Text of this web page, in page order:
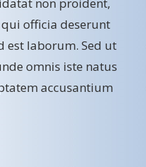
officia deserunt
est laborum. Sed ut
omnis iste natus
accusantium